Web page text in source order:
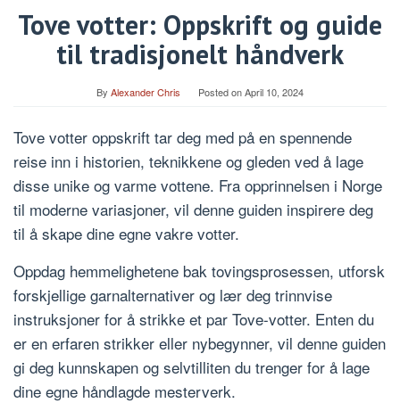
Tove votter: Oppskrift og guide
til tradisjonelt håndverk
By Alexander Chris Posted onApril 10, 2024
Tove votter oppskrift tar deg med på en spennende
reise inn i historien, teknikkene og gleden ved å lage
disse unike og varme vottene. Fra opprinnelsen i Norge
til moderne variasjoner, vil denne guiden inspirere deg
til å skape dine egne vakre votter.
Oppdag hemmelighetene bak tovingsprosessen, utforsk
forskjellige garnalternativer og lær deg trinnvise
instruksjoner for å strikke et par Tove-votter. Enten du
er en erfaren strikker eller nybegynner, vil denne guiden
gi deg kunnskapen og selvtilliten du trenger for å lage
dine egne håndlagde mesterverk.